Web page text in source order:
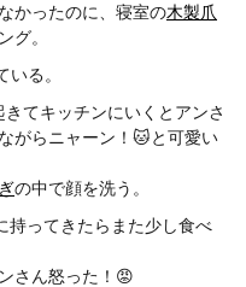
かったのに、寝室の木製爪
グ。
いる。
てキッチンにいくとアンさ
がらニャーン！🐱と可愛い
の中で顔を洗う。
持ってきたらまた少し食べ
さん怒った！😡